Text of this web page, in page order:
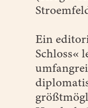
Ein
Schloss«